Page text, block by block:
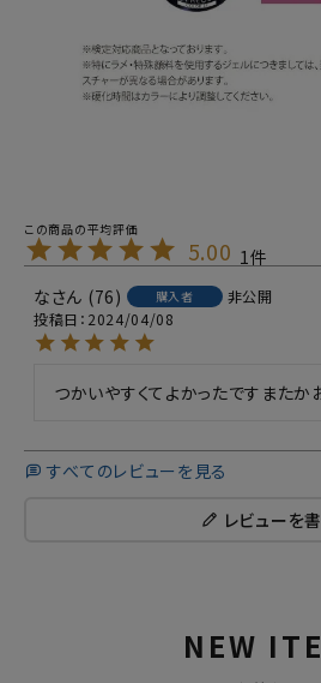
5.00 1
な
76 購入者
非公開
投稿日
2024/04/08
つかいやすくてよかったですまたかお
すべてのレビューを見る
レビューを書
NEW